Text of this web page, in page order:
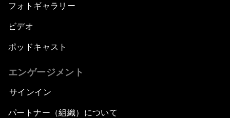
フォトギャラリー
ビデオ
ポッドキャスト
エンゲージメント
サインイン
パートナー（組織）について